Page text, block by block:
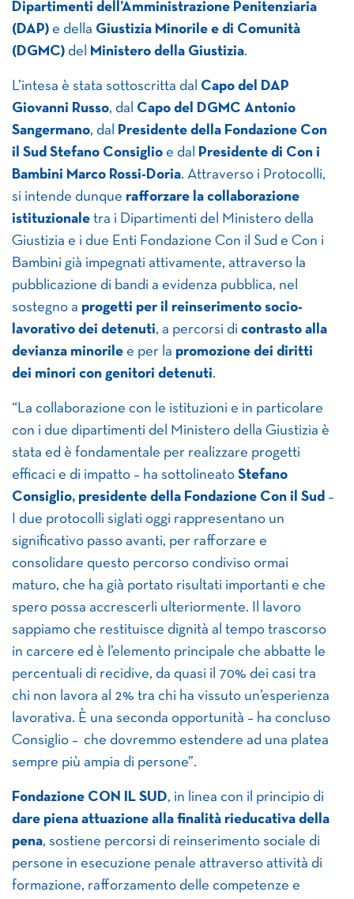
Dipartimenti dell’Amministrazione Penitenziaria
(DAP) e della Giustizia Minorile e di Comunità
(DGMC) del Ministero della Giustizia.
L’intesa è stata sottoscritta dal Capo del DAP
Giovanni Russo, dal Capo del DGMC Antonio
Sangermano, dal
Presidente della Fondazione Con
il Sud Stefano Consiglio e dal
Presidente di Con i
Bambini Marco Rossi-Doria. Attraverso i Protocolli,
si intende dunque rafforzare la collaborazione
istituzionale tra i Dipartimenti del Ministero della
Giustizia e i due Enti Fondazione Con il Sud e Con i
Bambini già impegnati attivamente, attraverso la
pubblicazione di bandi a evidenza pubblica, nel
sostegno a progetti per il reinserimento socio-
lavorativo dei detenuti, a percorsi di contrasto alla
devianza minorile e per la promozione dei diritti
dei minori con genitori detenuti.
“La collaborazione con le istituzioni e in particolare
con i due dipartimenti del Ministero della Giustizia è
stata ed è fondamentale per realizzare progetti
efficaci e di impatto – ha sottolineato Stefano
Consiglio, presidente della Fondazione Con il Sud –
I due protocolli siglati oggi rappresentano un
significativo passo avanti, per rafforzare e
consolidare questo percorso condiviso ormai
maturo, che ha già portato risultati importanti e che
spero possa accrescerli ulteriormente. Il lavoro
sappiamo che restituisce dignità al tempo trascorso
in carcere ed è l’elemento principale che abbatte le
percentuali di recidive, da quasi il 70% dei casi tra
chi non lavora al 2% tra chi ha vissuto un’esperienza
lavorativa. È una seconda opportunità – ha concluso
Consiglio – che dovremmo estendere ad una platea
sempre più ampia di persone”.
Fondazione CON IL SUD, in linea con il principio di
dare piena attuazione alla finalità rieducativa della
pena, sostiene percorsi di reinserimento sociale di
persone in esecuzione penale attraverso attività di
formazione, rafforzamento delle competenze e